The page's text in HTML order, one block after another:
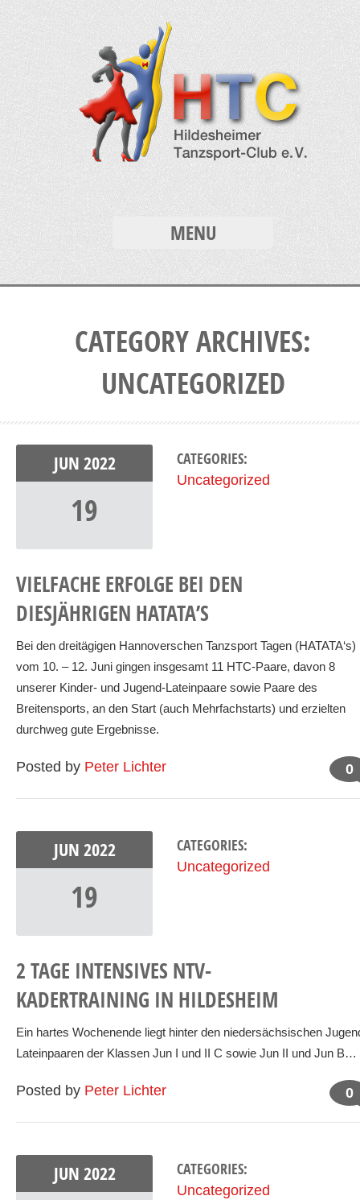
MENU
CATEGORY ARCHIVES:
UNCATEGORIZED
JUN 2022
19
CATEGORIES:
Uncategorized
VIELFACHE ERFOLGE BEI DEN
DIESJÄHRIGEN HATATA’S
Bei den dreitägigen Hannoverschen Tanzsport Tagen (HATATA‘s)
vom 10. – 12. Juni gingen insgesamt 11 HTC-Paare, davon 8
unserer Kinder- und Jugend-Lateinpaare sowie Paare des
Breitensports, an den Start (auch Mehrfachstarts) und erzielten
durchweg gute Ergebnisse.
Posted by Peter Lichter 0
JUN 2022
19
CATEGORIES:
Uncategorized
2 TAGE INTENSIVES NTV-
KADERTRAINING IN HILDESHEIM
Ein hartes Wochenende liegt hinter den niedersächsischen
Lateinpaaren der Klassen Jun I und II C sowie Jun II und Jun B…
Posted by Peter Lichter 0
JUN 2022 CATEGORIES:
Uncategorized